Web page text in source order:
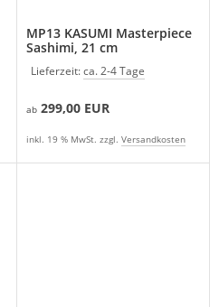
MP13 KASUMI Masterpiece
Sashimi, 21 cm
Lieferzeit:ca. 2-4 Tage
ab 299,00 EUR
inkl. 19 % MwSt. zzgl. Versandkosten